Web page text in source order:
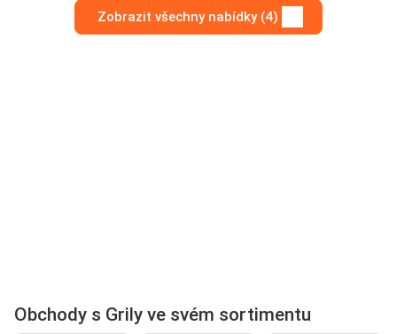
Zobrazit všechny nabídky (4)
Obchody s Grily ve svém sortimentu